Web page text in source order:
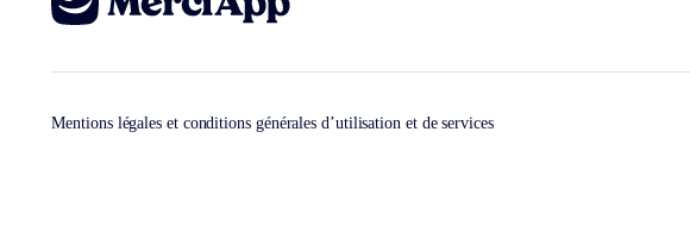
Mentions légales et conditions générales d’utilisation et de services